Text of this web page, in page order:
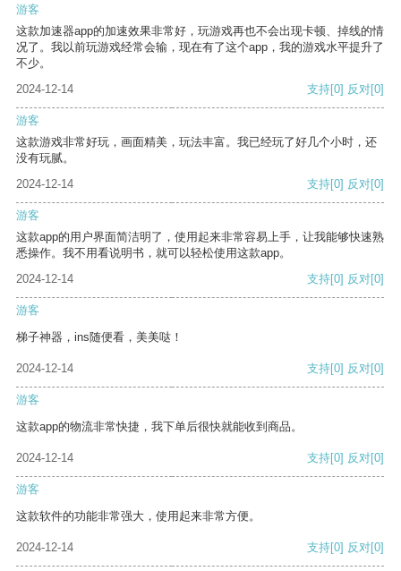
游客
这款加速器app的加速效果非常好，玩游戏再也不会出现卡顿、掉线的情
况了。我以前玩游戏经常会输，现在有了这个app，我的游戏水平提升了
不少。
2024-12-14
支持[0] 反对[0]
游客
这款游戏非常好玩，画面精美，玩法丰富。我已经玩了好几个小时，还
没有玩腻。
2024-12-14
支持[0] 反对[0]
游客
这款app的用户界面简洁明了，使用起来非常容易上手，让我能够快速熟
悉操作。我不用看说明书，就可以轻松使用这款app。
2024-12-14
支持[0] 反对[0]
游客
梯子神器，ins随便看，美美哒！
2024-12-14 支持[0] 反对[0]
游客
这款app的物流非常快捷，我下单后很快就能收到商品。
2024-12-14 支持[0] 反对[0]
游客
这款软件的功能非常强大，使用起来非常方便。
2024-12-14 支持[0] 反对[0]